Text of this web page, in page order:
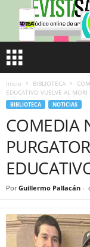
Inicio BIBLIOTECA
EDUCATIVO VUELVE AL MORI
BIBLIOTECA NOTICIAS
COMEDIA
Por Guillermo Pallacán -